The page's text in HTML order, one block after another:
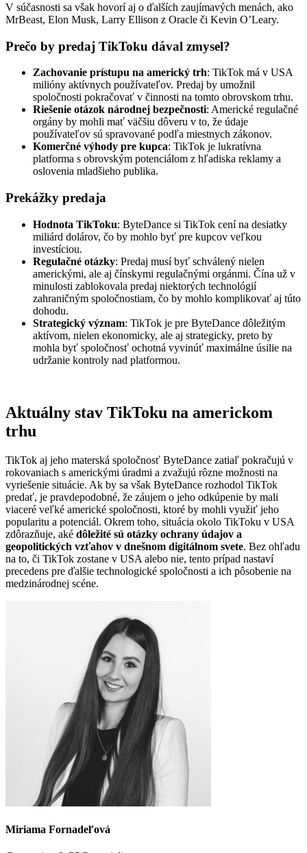
V súčasnosti sa však hovorí aj o ďalších zaujímavých menách, ako
MrBeast, Elon Musk, Larry Ellison z Oracle či Kevin O’Leary.
Prečo by predaj TikToku dával zmysel?
Zachovanie prístupu na americký trh: TikTok má v USA
milióny aktívnych používateľov. Predaj by umožnil
spoločnosti pokračovať v činnosti na tomto obrovskom trhu.
Riešenie otázok národnej bezpečnosti: Americké regulačné
orgány by mohli mať väčšiu dôveru v to, že údaje
používateľov sú spravované podľa miestnych zákonov.
Komerčné výhody pre kupca: TikTok je lukratívna
platforma s obrovským potenciálom z hľadiska reklamy a
oslovenia mladšieho publika.
Prekážky predaja
Hodnota TikToku: ByteDance si TikTok cení na desiatky
miliárd dolárov, čo by mohlo byť pre kupcov veľkou
investíciou.
Regulačné otázky: Predaj musí byť schválený nielen
americkými, ale aj čínskymi regulačnými orgánmi. Čína už v
minulosti zablokovala predaj niektorých technológií
zahraničným spoločnostiam, čo by mohlo komplikovať aj túto
dohodu.
Strategický význam: TikTok je pre ByteDance dôležitým
aktívom, nielen ekonomicky, ale aj strategicky, preto by
mohla byť spoločnosť ochotná vyvinúť maximálne úsilie na
udržanie kontroly nad platformou.
Aktuálny stav TikToku na americkom
trhu
TikTok aj jeho materská spoločnosť ByteDance zatiaľ pokračujú v
rokovaniach s americkými úradmi a zvažujú rôzne možnosti na
vyriešenie situácie. Ak by sa však ByteDance rozhodol TikTok
predať, je pravdepodobné, že záujem o jeho odkúpenie by mali
viaceré veľké americké spoločnosti, ktoré by mohli využiť jeho
popularitu a potenciál. Okrem toho, situácia okolo TikToku v USA
zdôrazňuje, aké dôležité sú otázky ochrany údajov a
geopolitických vzťahov v dnešnom digitálnom svete. Bez ohľadu
na to, či TikTok zostane v USA alebo nie, tento prípad nastaví
precedens pre ďalšie technologické spoločnosti a ich pôsobenie na
medzinárodnej scéne.
Miriama Fornadeľová